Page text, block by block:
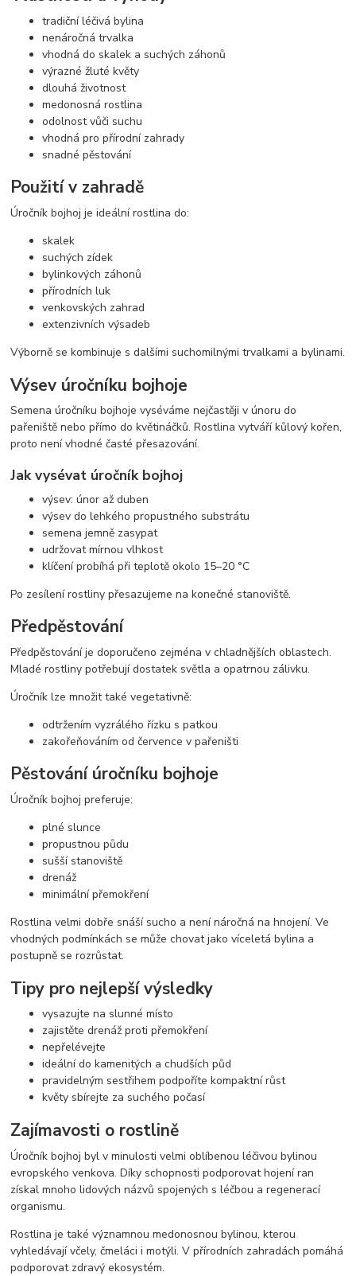
tradiční léčivá bylina
nenáročná trvalka
vhodná do skalek a suchých záhonů
výrazné žluté květy
dlouhá životnost
medonosná rostlina
odolnost vůči suchu
vhodná pro přírodní zahrady
snadné pěstování
Použití v zahradě
Úročník bojhoj je ideální rostlina do:
skalek
suchých zídek
bylinkových záhonů
přírodních luk
venkovských zahrad
extenzivních výsadeb
Výborně se kombinuje s dalšími suchomilnými trvalkami a bylinami.
Výsev úročníku bojhoje
Semena úročníku bojhoje vyséváme nejčastěji v únoru do
pařeniště nebo přímo do květináčků. Rostlina vytváří kůlový kořen,
proto není vhodné časté přesazování.
Jak vysévat úročník bojhoj
výsev: únor až duben
výsev do lehkého propustného substrátu
semena jemně zasypat
udržovat mírnou vlhkost
klíčení probíhá při teplotě okolo 15–20 °C
Po zesílení rostliny přesazujeme na konečné stanoviště.
Předpěstování
Předpěstování je doporučeno zejména v chladnějších oblastech.
Mladé rostliny potřebují dostatek světla a opatrnou zálivku.
Úročník lze množit také vegetativně:
odtržením vyzrálého řízku s patkou
zakořeňováním od července v pařeništi
Pěstování úročníku bojhoje
Úročník bojhoj preferuje:
plné slunce
propustnou půdu
sušší stanoviště
drenáž
minimální přemokření
Rostlina velmi dobře snáší sucho a není náročná na hnojení. Ve
vhodných podmínkách se může chovat jako víceletá bylina a
postupně se rozrůstat.
Tipy pro nejlepší výsledky
vysazujte na slunné místo
zajistěte drenáž proti přemokření
nepřelévejte
ideální do kamenitých a chudších půd
pravidelným sestřihem podpoříte kompaktní růst
květy sbírejte za suchého počasí
Zajímavosti o rostlině
Úročník bojhoj byl v minulosti velmi oblíbenou léčivou bylinou
evropského venkova. Díky schopnosti podporovat hojení ran
získal mnoho lidových názvů spojených s léčbou a regenerací
organismu.
Rostlina je také významnou medonosnou bylinou, kterou
vyhledávají včely, čmeláci i motýli. V přírodních zahradách pomáhá
podporovat zdravý ekosystém.